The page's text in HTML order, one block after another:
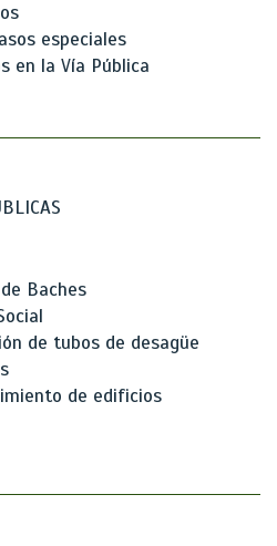
especiales
en la Vía Pública
Baches
de tubos de desagüe
de edificios